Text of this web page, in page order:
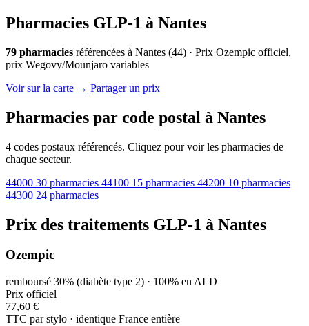
Pharmacies GLP-1 à Nantes
79 pharmacies référencées à Nantes (44) · Prix Ozempic officiel,
prix Wegovy/Mounjaro variables
Voir sur la carte → Partager un prix
Pharmacies par code postal à Nantes
4 codes postaux référencés. Cliquez pour voir les pharmacies de
chaque secteur.
44000 30 pharmacies 44100 15 pharmacies 44200 10 pharmacies
44300 24 pharmacies
Prix des traitements GLP-1 à Nantes
Ozempic
remboursé 30% (diabète type 2) · 100% en ALD
Prix officiel
77,60 €
TTC par stylo · identique France entière